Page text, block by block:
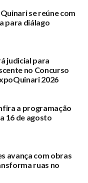
familiar
bem público
se reúne com
para diálago
judicial para
no Concurso
2026
a programação
16 de agosto
avança com obras
ruas no